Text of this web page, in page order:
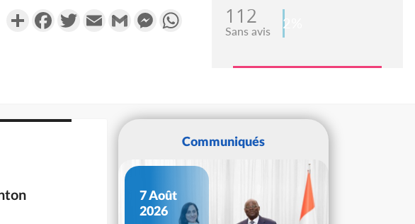
PartagerFacebookTwitterEmail Gmail MessengerWhatsApp112
Sans avis 2%
Communiqués
7 Août
2026